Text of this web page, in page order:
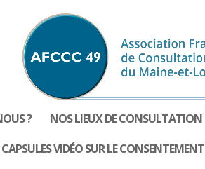
? NOS LIEUX DE CONSULTATION
CAPSULES VIDÉO SUR LE CONSENTEMENT